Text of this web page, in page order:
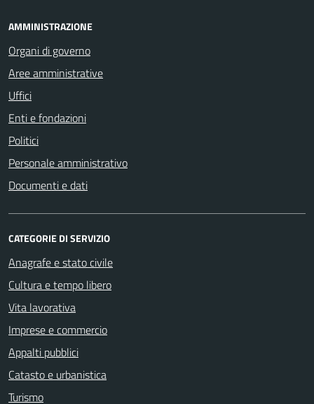
AMMINISTRAZIONE
Organi di governo
Aree amministrative
Uffici
Enti e fondazioni
Politici
Personale amministrativo
Documenti e dati
CATEGORIE DI SERVIZIO
Anagrafe e stato civile
Cultura e tempo libero
Vita lavorativa
Imprese e commercio
Appalti pubblici
Catasto e urbanistica
Turismo